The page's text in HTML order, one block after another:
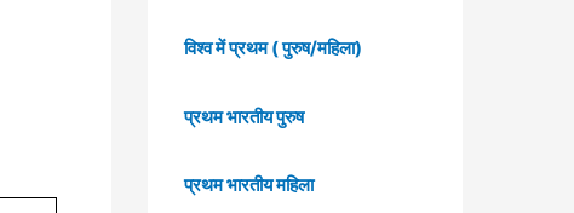
विश्व में प्रथम ( पुरुष/महिला)
प्रथम भारतीय पुरुष
प्रथम भारतीय महिला